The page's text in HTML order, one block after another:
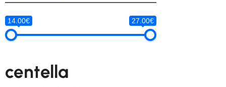
14.00€ 27.00€
centella